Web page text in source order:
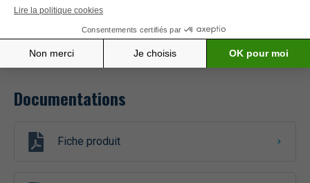
Documentations
Fiche produit